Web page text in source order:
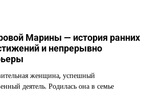
Марины — история ранних
и непрерывно
женщина, успешный
деятель. Родилась она в семье